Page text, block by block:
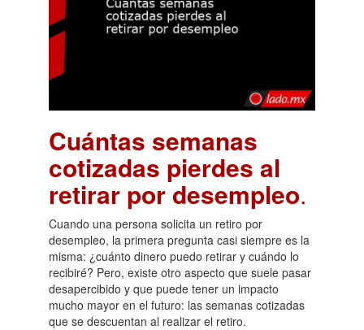
Cuántas semanas
cotizadas pierdes al
retirar por desempleo.
Cuando una persona solicita un retiro por
desempleo, la primera pregunta casi siempre es la
misma: ¿cuánto dinero puedo retirar y cuándo lo
recibiré? Pero, existe otro aspecto que suele pasar
desapercibido y que puede tener un impacto
mucho mayor en el futuro: las semanas cotizadas
que se descuentan al realizar el retiro.